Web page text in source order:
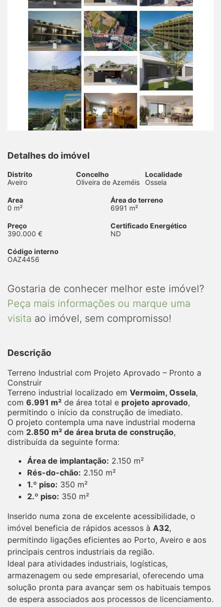
Detalhes do imóvel
Distrito
Aveiro
Concelho
Oliveira de Azeméis
Localidade
Ossela
Area
0 m²
Área do terreno
6991 m²
Preço
390.000 €
Certificado Energético
ND
Código interno
OAZ4456
Gostaria de conhecer melhor este imóvel?
Peça mais informações ou marque uma
visita ao imóvel, sem compromisso!
Descrição
Terreno Industrial com Projeto Aprovado – Pronto a
Construir
Terreno industrial localizado em Vermoim, Ossela,
com 6.991 m² de área total e projeto aprovado,
permitindo o início da construção de imediato.
O projeto contempla uma nave industrial moderna
com 2.850 m² de área bruta de construção,
distribuída da seguinte forma:
Área de implantação: 2.150 m²
Rés-do-chão: 2.150 m²
1.º piso: 350 m²
2.º piso: 350 m²
Inserido numa zona de excelente acessibilidade, o
imóvel beneficia de rápidos acessos à A32,
permitindo ligações eficientes ao Porto, Aveiro e aos
principais centros industriais da região.
Ideal para atividades industriais, logísticas,
armazenagem ou sede empresarial, oferecendo uma
solução pronta para avançar sem os habituais tempos
de espera associados aos processos de licenciamento.